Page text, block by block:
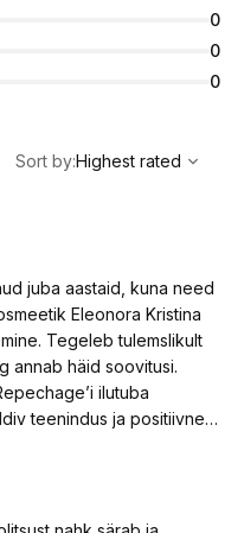
0
0
0
Highest rated
Sort by:Highest rated
juba aastaid, kuna need
Eleonora Kristina
Tegeleb tulemslikult
annab häid soovitusi.
ilutuba
teenindus ja positiivne